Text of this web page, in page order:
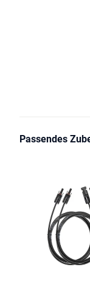
Passendes